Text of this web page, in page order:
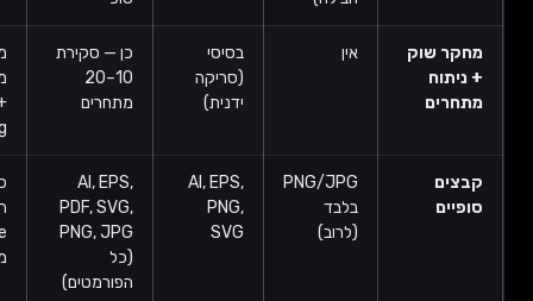
אין
בסיסי
כן — סקירת
10–20
מתחרים
מלא —
מחקר עומק
+
PNG/JPG
בלבד
AI, EPS,
PNG,
SVG
AI, EPS,
PDF, SVG,
PNG, JPG
כל
הפורמטים +
style guide